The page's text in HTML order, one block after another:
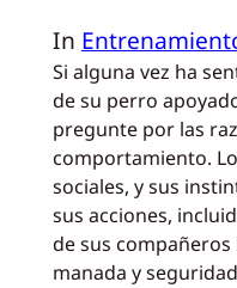
In
Si alguna vez ha
de su perro
pregunte por las
comportamiento.
sociales, y sus
sus acciones,
de sus
manada y